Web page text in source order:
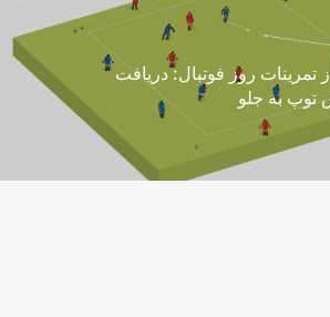
2 از تمرینات روز فوتبال: دریافت
توپ به جلو